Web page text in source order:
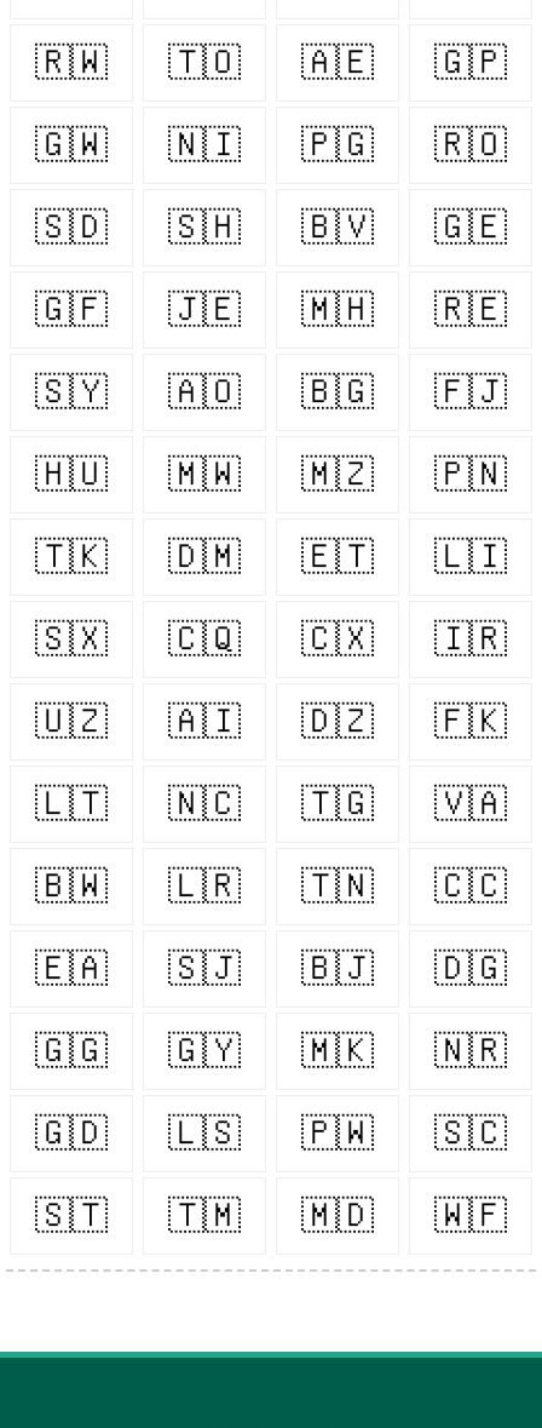
🇷🇼 🇹🇴 🇦🇪 🇬🇵
🇬🇼 🇳🇮 🇵🇬 🇷🇴
🇸🇩 🇸🇭 🇧🇻 🇬🇪
🇬🇫 🇯🇪 🇲🇭 🇷🇪
🇸🇾 🇦🇴 🇧🇬 🇫🇯
🇭🇺 🇲🇼 🇲🇿 🇵🇳
🇹🇰 🇩🇲 🇪🇹 🇱🇮
🇸🇽 🇨🇶 🇨🇽 🇮🇷
🇺🇿 🇦🇮 🇩🇿 🇫🇰
🇱🇹 🇳🇨 🇹🇬 🇻🇦
🇧🇼 🇱🇷 🇹🇳 🇨🇨
🇪🇦 🇸🇯 🇧🇯 🇩🇬
🇬🇬 🇬🇾 🇲🇰 🇳🇷
🇬🇩 🇱🇸 🇵🇼 🇸🇨
🇸🇹 🇹🇲 🇲🇩 🇼🇫